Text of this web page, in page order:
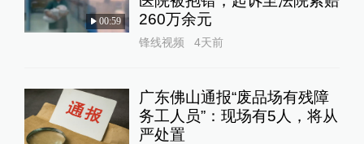
00:59
260万余元
锋线视频 4天前
广东佛山通报“废品场有残障
务工人员”：现场有5人，将从
严处置